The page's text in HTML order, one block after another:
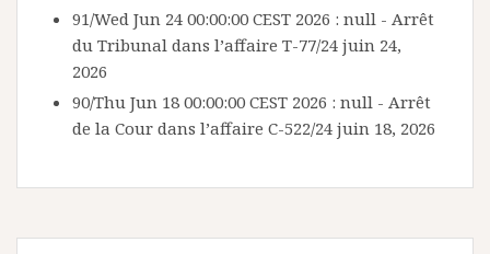
91/Wed Jun 24 00:00:00 CEST 2026 : null - Arrêt
du Tribunal dans l’affaire T-77/24 juin 24,
2026
90/Thu Jun 18 00:00:00 CEST 2026 : null - Arrêt
de la Cour dans l’affaire C-522/24 juin 18, 2026